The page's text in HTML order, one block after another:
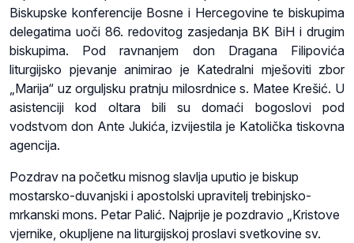
Biskupske konferencije Bosne i Hercegovine te biskupima
delegatima uoči 86. redovitog zasjedanja BK BiH i drugim
biskupima. Pod ravnanjem don Dragana Filipovića
liturgijsko pjevanje animirao je Katedralni mješoviti zbor
„Marija“ uz orguljsku pratnju milosrdnice s. Matee Krešić. U
asistenciji kod oltara bili su domaći bogoslovi pod
vodstvom don Ante Jukića, izvijestila je Katolička tiskovna
agencija.
Pozdrav na početku misnog slavlja uputio je biskup
mostarsko-duvanjski i apostolski upravitelj trebinjsko-
mrkanski mons. Petar Palić. Najprije je pozdravio „Kristove
vjernike, okupljene na liturgijskoj proslavi svetkovine sv.